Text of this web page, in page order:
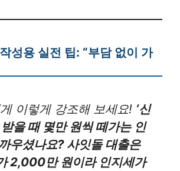
성용 실전 팁: “부담 없이 가
이렇게 강조해 보세요! ‘신
을 때 몇만 원씩 떼가는 인
우셨나요? 사잇돌 대출은
2,000만 원이라 인지세가